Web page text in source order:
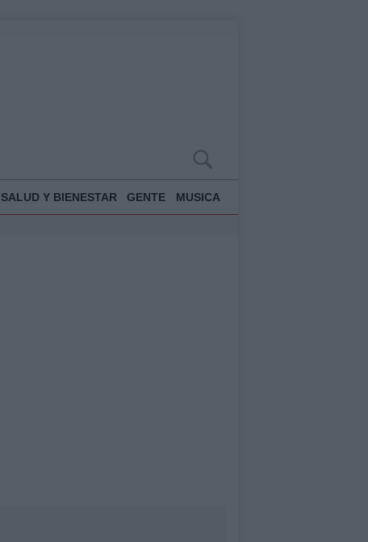
SALUD Y BIENESTAR GENTE MUSICA